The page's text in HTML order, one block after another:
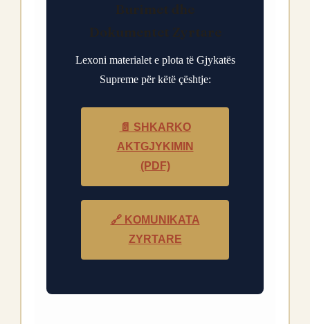
Burimet dhe
Dokumentet Zyrtare
Lexoni materialet e plota të Gjykatës
Supreme për këtë çështje:
📄 SHKARKO
AKTGJYKIMIN
(PDF)
🔗 KOMUNIKATA
ZYRTARE